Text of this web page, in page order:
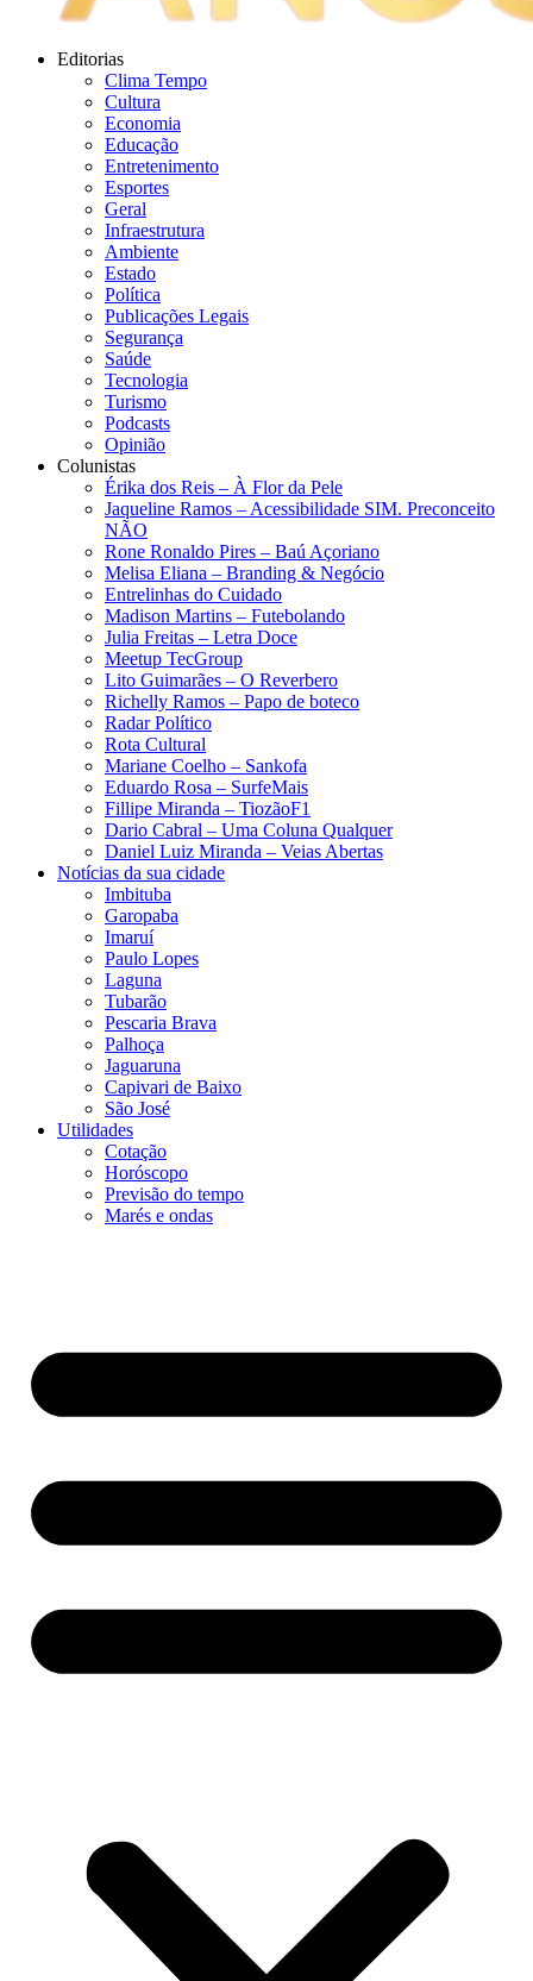
Editorias
Clima Tempo
Cultura
Economia
Educação
Entretenimento
Esportes
Geral
Infraestrutura
Ambiente
Estado
Política
Publicações Legais
Segurança
Saúde
Tecnologia
Turismo
Podcasts
Opinião
Colunistas
Érika dos Reis​ – À Flor da Pele
Jaqueline Ramos – Acessibilidade SIM. Preconceito
NÃO
Rone Ronaldo Pires – Baú Açoriano
Melisa Eliana – Branding & Negócio
Entrelinhas do Cuidado
Madison Martins – Futebolando
Julia Freitas​ – Letra Doce
Meetup TecGroup
Lito Guimarães – O Reverbero
Richelly Ramos​ – Papo de boteco
Radar Político
Rota Cultural
Mariane Coelho – Sankofa
Eduardo Rosa​ – SurfeMais
Fillipe Miranda – TiozãoF1
Dario Cabral – Uma Coluna Qualquer
Daniel Luiz Miranda – Veias Abertas
Notícias da sua cidade
Imbituba
Garopaba
Imaruí
Paulo Lopes
Laguna
Tubarão
Pescaria Brava
Palhoça
Jaguaruna
Capivari de Baixo
São José
Utilidades
Cotação
Horóscopo
Previsão do tempo
Marés e ondas